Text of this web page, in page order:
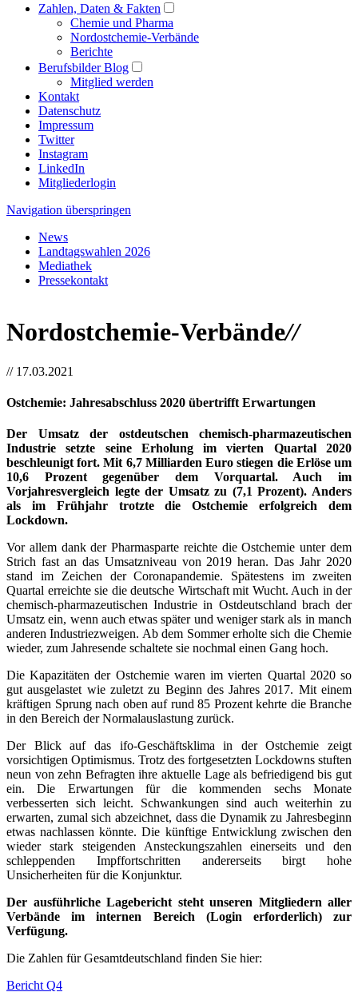
Zahlen, Daten & Fakten
Chemie und Pharma
Nordostchemie-Verbände
Berichte
Berufsbilder Blog
Mitglied werden
Kontakt
Datenschutz
Impressum
Twitter
Instagram
LinkedIn
Mitgliederlogin
Navigation überspringen
News
Landtagswahlen 2026
Mediathek
Pressekontakt
Nordostchemie-Verbände//
// 17.03.2021
Ostchemie: Jahresabschluss 2020 übertrifft Erwartungen
Der Umsatz der ostdeutschen chemisch-pharmazeutischen
Industrie setzte seine Erholung im vierten Quartal 2020
beschleunigt fort. Mit 6,7 Milliarden Euro stiegen die Erlöse um
10,6 Prozent gegenüber dem Vorquartal. Auch im
Vorjahresvergleich legte der Umsatz zu (7,1 Prozent). Anders
als im Frühjahr trotzte die Ostchemie erfolgreich dem
Lockdown.
Vor allem dank der Pharmasparte reichte die Ostchemie unter dem
Strich fast an das Umsatzniveau von 2019 heran. Das Jahr 2020
stand im Zeichen der Coronapandemie. Spätestens im zweiten
Quartal erreichte sie die deutsche Wirtschaft mit Wucht. Auch in der
chemisch-pharmazeutischen Industrie in Ostdeutschland brach der
Umsatz ein, wenn auch etwas später und weniger stark als in manch
anderen Industriezweigen. Ab dem Sommer erholte sich die Chemie
wieder, zum Jahresende schaltete sie nochmal einen Gang hoch.
Die Kapazitäten der Ostchemie waren im vierten Quartal 2020 so
gut ausgelastet wie zuletzt zu Beginn des Jahres 2017. Mit einem
kräftigen Sprung nach oben auf rund 85 Prozent kehrte die Branche
in den Bereich der Normalauslastung zurück.
Der Blick auf das ifo-Geschäftsklima in der Ostchemie zeigt
vorsichtigen Optimismus. Trotz des fortgesetzten Lockdowns stuften
neun von zehn Befragten ihre aktuelle Lage als befriedigend bis gut
ein. Die Erwartungen für die kommenden sechs Monate
verbesserten sich leicht. Schwankungen sind auch weiterhin zu
erwarten, zumal sich abzeichnet, dass die Dynamik zu Jahresbeginn
etwas nachlassen könnte. Die künftige Entwicklung zwischen den
wieder stark steigenden Ansteckungszahlen einerseits und den
schleppenden Impffortschritten andererseits birgt hohe
Unsicherheiten für die Konjunktur.
Der ausführliche Lagebericht steht unseren Mitgliedern aller
Verbände im internen Bereich (Login erforderlich) zur
Verfügung.
Die Zahlen für Gesamtdeutschland finden Sie hier:
Bericht Q4